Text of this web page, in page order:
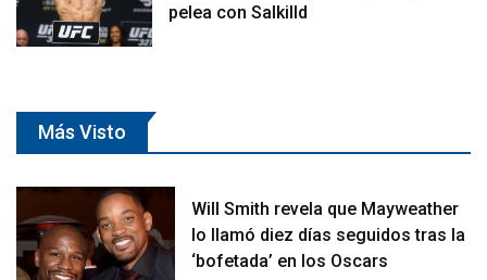
pelea con Salkilld
Más Visto
Will Smith revela que Mayweather
lo llamó diez días seguidos tras la
‘bofetada’ en los Oscars